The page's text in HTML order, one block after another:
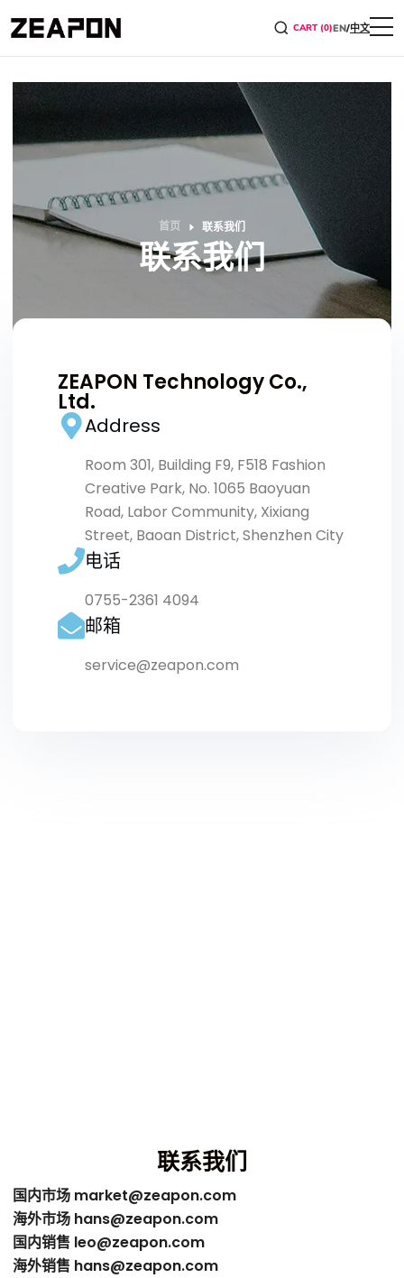
CART (0)EN/中文
首页 联系我们
联系我们
ZEAPON Technology Co.,
Ltd.
Address​
Room 301, Building F9, F518 Fashion
Creative Park, No. 1065 Baoyuan
Road, Labor Community, Xixiang
Street, Baoan District, Shenzhen City
电话
0755-2361 4094
邮箱
service@zeapon.com
联系我们
国内市场 market@zeapon.com
海外市场 hans@zeapon.com
国内销售 leo@zeapon.com
海外销售 hans@zeapon.com